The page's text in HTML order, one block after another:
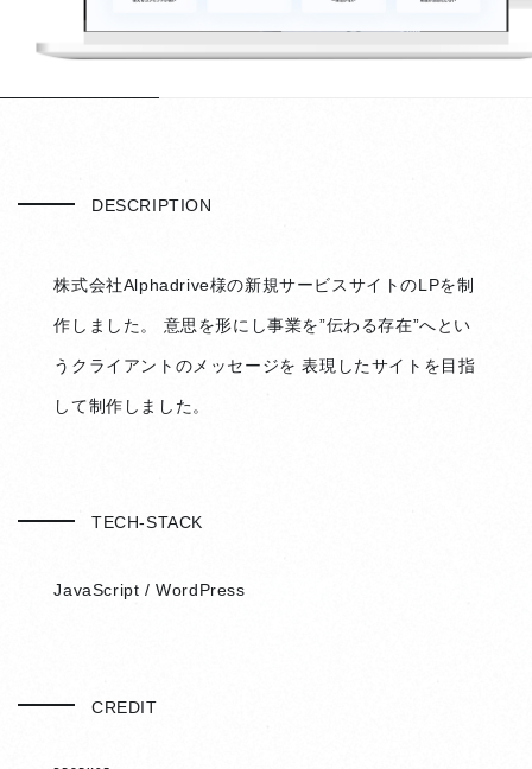
DESCRIPTION
株式会社Alphadrive様の新規サービスサイトのLPを制
作しました。 意思を形にし事業を”伝わる存在”へとい
うクライアントのメッセージを 表現したサイトを目指
して制作しました。
TECH-STACK
JavaScript / WordPress
CREDIT